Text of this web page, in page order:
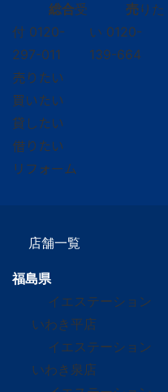
総合受
付 0120-
297-011
売りた
い 0120-
139-664
売りたい
買いたい
貸したい
借りたい
リフォーム
店舗一覧
福島県
イエステーション
いわき平店
イエステーション
いわき泉店